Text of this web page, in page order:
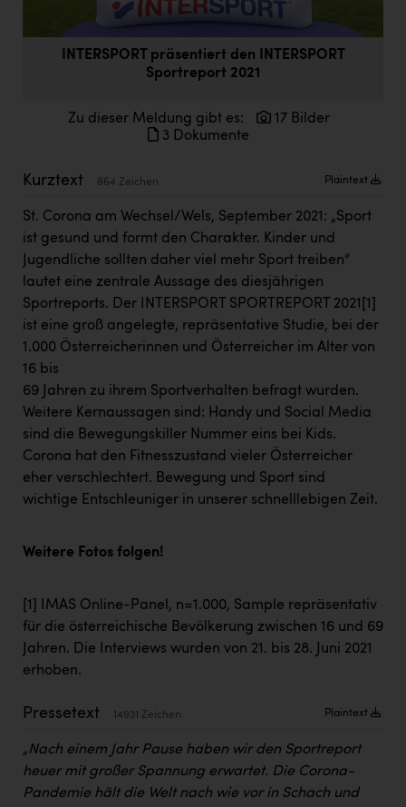
Doppler Gruppe
ERLUS AG
Firmenradl
HIG Infomotion Group
IFE Austria GmbH
Immotech
INTERSPAR
INTERSPORT Austria
Jesolo
Jane Goodall Institute Austria
Kärcher
Karin Liedl
KEBA
KLIPP Frisör
Kremsmüller Anlagenbau GmbH
Maximarkt
Österreichischer Kachelofenverband
Orlen
Passage Linz
INTERSPORT präsentiert den INTERSPORT
Sportreport 2021
Zu dieser Meldung gibt es:
17 Bilder
3 Dokumente
Kurztext 864 Zeichen Plaintext
St. Corona am Wechsel/Wels, September 2021: „Sport
ist gesund und formt den Charakter. Kinder und
Jugendliche sollten daher viel mehr Sport treiben“
lautet eine zentrale Aussage des diesjährigen
Sportreports. Der INTERSPORT SPORTREPORT 2021 [1]
ist eine groß angelegte, repräsentative Studie, bei der
1.000 Österreicherinnen und Österreicher im Alter von
16 bis
69 Jahren zu ihrem Sportverhalten befragt wurden.
Weitere Kernaussagen sind: Handy und Social Media
sind die Bewegungskiller Nummer eins bei Kids.
Corona hat den Fitnesszustand vieler Österreicher
eher verschlechtert. Bewegung und Sport sind
wichtige Entschleuniger in unserer schnelllebigen Zeit.
Weitere Fotos folgen!
[1]
IMAS Online-Panel, n=1.000, Sample repräsentativ
für die österreichische Bevölkerung zwischen 16 und 69
Jahren. Die Interviews wurden von 21. bis 28. Juni 2021
erhoben.
Pressetext 14931 Zeichen Plaintext
„Nach einem Jahr Pause haben wir den Sportreport
heuer mit großer Spannung erwartet. Die Corona-
Pandemie hält die Welt nach wie vor in Schach und